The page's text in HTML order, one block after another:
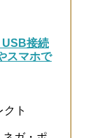
USB接続
スマホで
ト